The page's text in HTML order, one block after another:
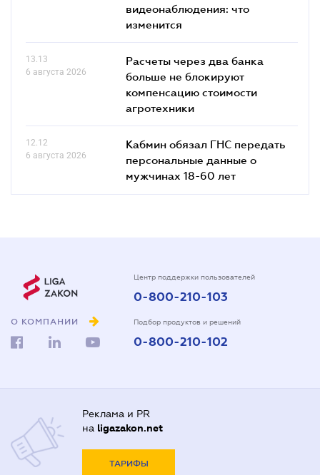
видеонаблюдения: что
изменится
13.13
6 августа 2026
Расчеты через два банка
больше не блокируют
компенсацию стоимости
агротехники
12.12
6 августа 2026
Кабмин обязал ГНС передать
персональные данные о
мужчинах 18-60 лет
О КОМПАНИИ
Центр поддержки пользователей
0-800-210-103
Подбор продуктов и решений
0-800-210-102
Реклама и PR
на ligazakon.net
ТАРИФЫ